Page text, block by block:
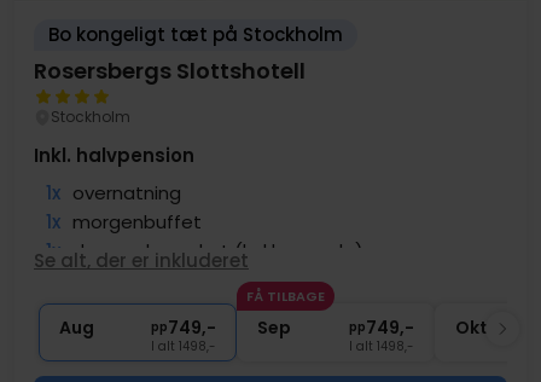
Bo kongeligt tæt på Stockholm
Rosersbergs Slottshotell
Stockholm
Inkl. halvpension
1x overnatning
1x morgenbuffet
1x dagens hovedret (kokkens valg)
1x Et glas velkomstbobler
Se alt, der er inkluderet
Aug pp749,-
I alt 1498,-
FÅ TILBAGE
Sep pp749,-
I alt 1498,-
Okt